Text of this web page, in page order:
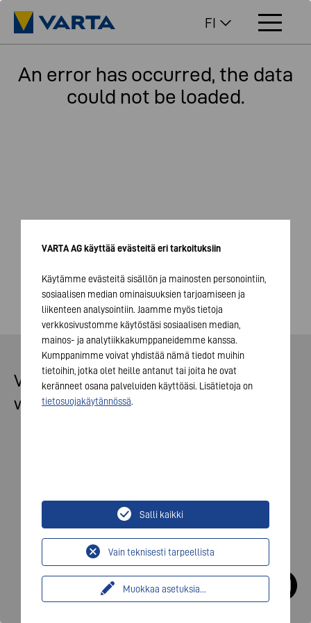
FI
An error has occurred, the data
could not be loaded.
VARTA loves performers
www.varta-ag.com
Osallistumisehdot
Tietosuoja
VARTA AG käyttää evästeitä eri tarkoituksiin
Käytämme evästeitä sisällön ja mainosten personointiin,
sosiaalisen median ominaisuuksien tarjoamiseen ja
liikenteen analysointiin. Jaamme myös tietoja
verkkosivustomme käytöstäsi sosiaalisen median,
mainos- ja analytiikkakumppaneidemme kanssa.
Kumppanimme voivat yhdistää nämä tiedot muihin
tietoihin, jotka olet heille antanut tai joita he ovat
keränneet osana palveluiden käyttöäsi. Lisätietoja on
tietosuojakäytännössä.
Muokkaa asetuksia...
Vain teknisesti tarpeellista
Salli kaikki